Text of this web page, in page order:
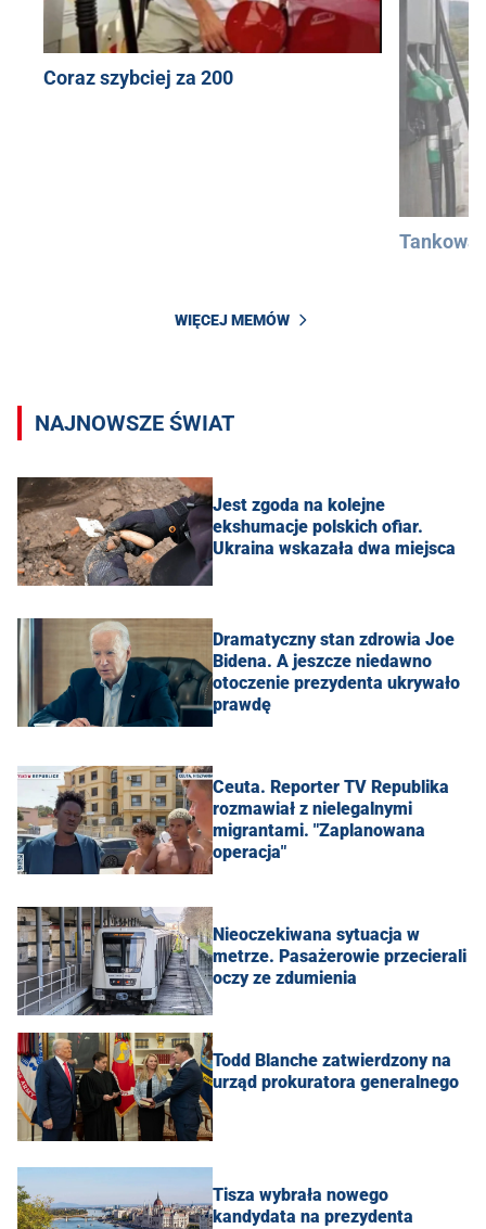
Coraz szybciej za 200
WIĘCEJ MEMÓW
NAJNOWSZE ŚWIAT
Jest zgoda na kolejne
ekshumacje polskich ofiar.
Ukraina wskazała dwa miejsca
Dramatyczny stan zdrowia Joe
Bidena. A jeszcze niedawno
otoczenie prezydenta ukrywało
prawdę
Ceuta. Reporter TV Republika
rozmawiał z nielegalnymi
migrantami. "Zaplanowana
operacja"
Nieoczekiwana sytuacja w
metrze. Pasażerowie przecierali
oczy ze zdumienia
Todd Blanche zatwierdzony na
urząd prokuratora generalnego
Tisza wybrała nowego
kandydata na prezydenta